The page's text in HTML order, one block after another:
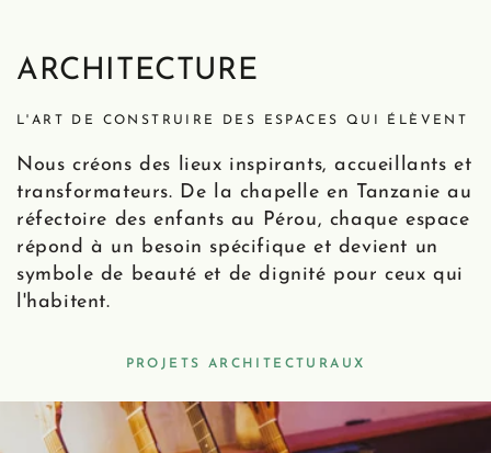
ARCHITECTURE
L'ART DE CONSTRUIRE DES ESPACES QUI ÉLÈVENT
Nous créons des lieux inspirants, accueillants et
transformateurs. De la chapelle en Tanzanie au
réfectoire des enfants au Pérou, chaque espace
répond à un besoin spécifique et devient un
symbole de beauté et de dignité pour ceux qui
l'habitent.
PROJETS ARCHITECTURAUX